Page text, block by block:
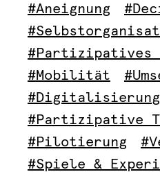
#Aneignung
#Partizipatives
#Mobilität
#Digitalisierung
#Partizipative
#Pilotierung
#Spiele &